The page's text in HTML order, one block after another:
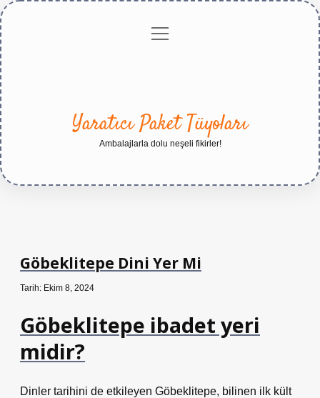
Gizlilikmenüyü
Yaratıcı Paket Tüyoları
Ambalajlarla dolu neşeli fikirler!
Göbeklitepe Dini Yer Mi
Tarih: Ekim 8, 2024
Göbeklitepe ibadet yeri
midir?
Dinler tarihini de etkileyen Göbeklitepe, bilinen ilk kült